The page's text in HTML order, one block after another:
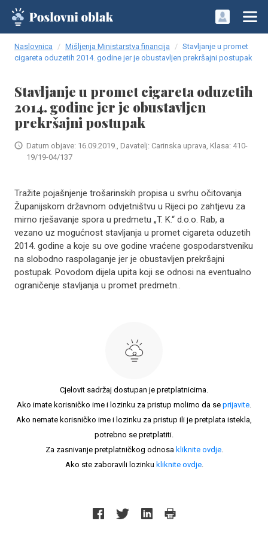
Naslovnica Mišljenja Ministarstva financija
Stavljanje u promet
cigareta oduzetih 2014. godine jer je obustavljen prekršajni postupak
Stavljanje u promet cigareta oduzetih
2014. godine jer je obustavljen
prekršajni postupak
Datum objave: 16.09.2019., Davatelj: Carinska uprava, Klasa: 410-
19/19-04/137
Tražite pojašnjenje trošarinskih propisa u svrhu očitovanja
Županijskom državnom odvjetništvu u Rijeci po zahtjevu za
mirno rješavanje spora u predmetu „T. K.“ d.o.o. Rab, a
vezano uz mogućnost stavljanja u promet cigareta oduzetih
2014. godine a koje su ove godine vraćene gospodarstveniku
na slobodno raspolaganje jer je obustavljen prekršajni
postupak. Povodom dijela upita koji se odnosi na eventualno
ograničenje stavljanja u promet predmetn..
Cjelovit sadržaj dostupan je pretplatnicima.
Ako imate korisničko ime i lozinku za pristup molimo da se prijavite.
Ako nemate korisničko ime i lozinku za pristup ili je pretplata istekla,
potrebno se pretplatiti.
Za zasnivanje pretplatničkog odnosa kliknite ovdje.
Ako ste zaboravili lozinku kliknite ovdje.